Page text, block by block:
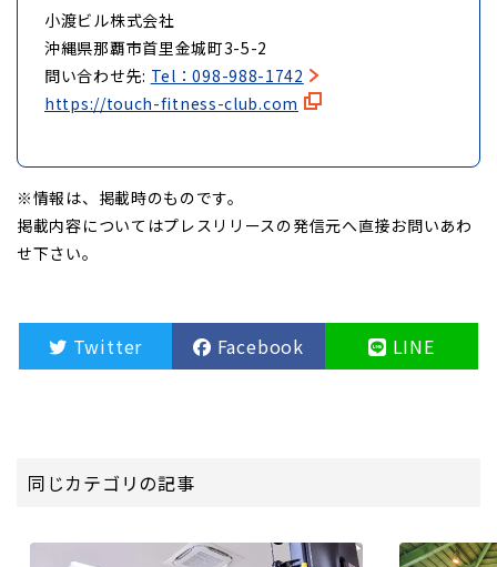
小渡ビル株式会社
沖縄県那覇市首里金城町3-5-2
問い合わせ先: Tel：098-988-1742
https://touch-fitness-club.com
※情報は、掲載時のものです。
掲載内容についてはプレスリリースの発信元へ直接お問いあわ
せ下さい。
Twitter Facebook LINE
同じカテゴリの記事